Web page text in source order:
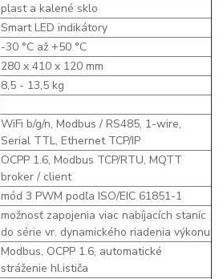
plast a kalené sklo
Smart LED indikátory
-30 °C až +50 °C
280 x 410 x 120 mm
8,5 - 13,5 kg
WiFi b/g/n, Modbus / RS485, 1-wire,
Serial TTL, Ethernet TCP/IP
OCPP 1.6, Modbus TCP/RTU, MQTT
broker / client
mód 3 PWM podľa ISO/EIC 61851-1
možnosť zapojenia viac nabíjacích staníc
do série vr. dynamického riadenia výkonu
Modbus, OCPP 1.6, automatické
stráženie hl.ističa